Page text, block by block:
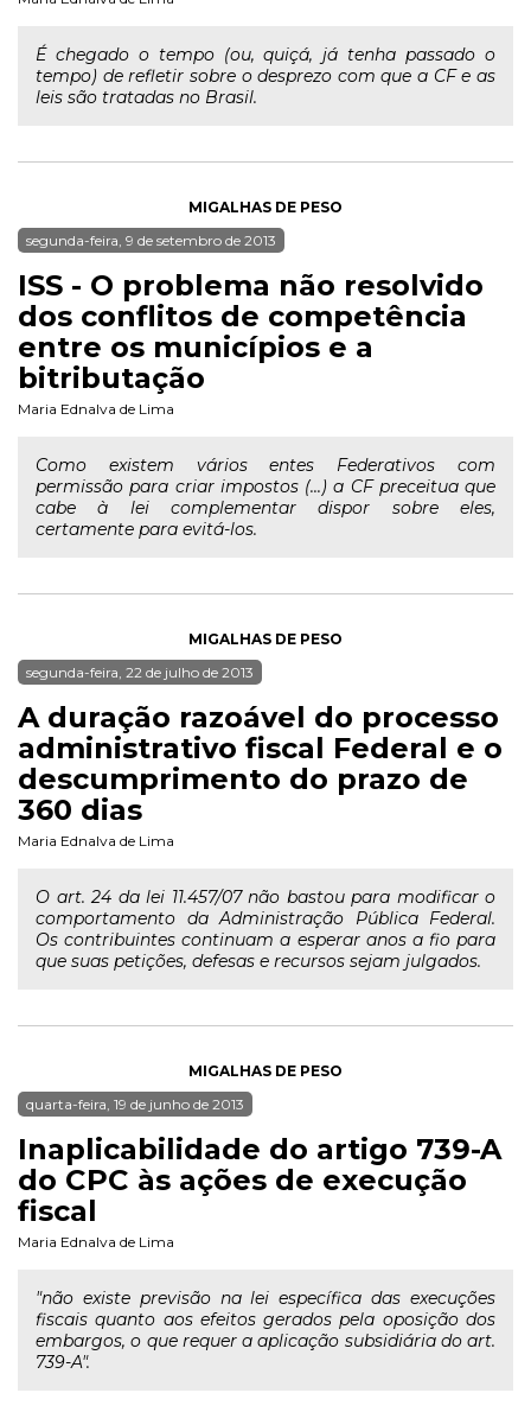
É chegado o tempo (ou, quiçá, já tenha passado o
tempo) de refletir sobre o desprezo com que a CF e as
leis são tratadas no Brasil.
MIGALHAS DE PESO
segunda-feira, 9 de setembro de 2013
ISS - O problema não resolvido
dos conflitos de competência
entre os municípios e a
bitributação
Maria Ednalva de Lima
Como existem vários entes Federativos com
permissão para criar impostos (...) a CF preceitua que
cabe à lei complementar dispor sobre eles,
certamente para evitá-los.
MIGALHAS DE PESO
segunda-feira, 22 de julho de 2013
A duração razoável do processo
administrativo fiscal Federal e o
descumprimento do prazo de
360 dias
Maria Ednalva de Lima
O art. 24 da lei 11.457/07 não bastou para modificar o
comportamento da Administração Pública Federal.
Os contribuintes continuam a esperar anos a fio para
que suas petições, defesas e recursos sejam julgados.
MIGALHAS DE PESO
quarta-feira, 19 de junho de 2013
Inaplicabilidade do artigo 739-A
do CPC às ações de execução
fiscal
Maria Ednalva de Lima
"não existe previsão na lei específica das execuções
fiscais quanto aos efeitos gerados pela oposição dos
embargos, o que requer a aplicação subsidiária do art.
739-A".